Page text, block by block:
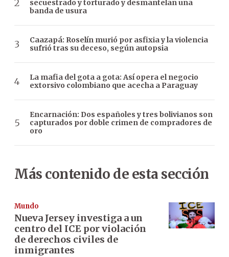
secuestrado y torturado y desmantelan una
banda de usura
Caazapá: Roselín murió por asfixia y la violencia
sufrió tras su deceso, según autopsia
La mafia del gota a gota: Así opera el negocio
extorsivo colombiano que acecha a Paraguay
Encarnación: Dos españoles y tres bolivianos son
capturados por doble crimen de compradores de
oro
Más contenido de esta sección
Mundo
Nueva Jersey investiga a un
centro del ICE por violación
de derechos civiles de
inmigrantes